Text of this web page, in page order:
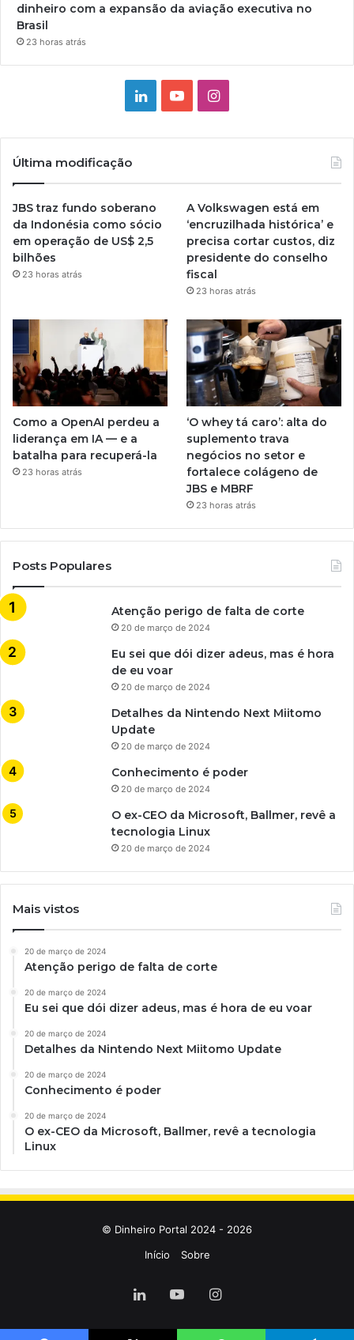
dinheiro com a expansão da aviação executiva no
Brasil
23 horas atrás
LinkedinYouTubeInstagram
Última modificação
JBS traz fundo soberano
da Indonésia como sócio
em operação de US$ 2,5
bilhões
23 horas atrás
A Volkswagen está em
‘encruzilhada histórica’ e
precisa cortar custos, diz
presidente do conselho
fiscal
23 horas atrás
Como a OpenAI perdeu a
liderança em IA — e a
batalha para recuperá-la
23 horas atrás
‘O whey tá caro’: alta do
suplemento trava
negócios no setor e
fortalece colágeno de
JBS e MBRF
23 horas atrás
Posts Populares
Atenção perigo de falta de corte
20 de março de 2024
Eu sei que dói dizer adeus, mas é hora
de eu voar
20 de março de 2024
Detalhes da Nintendo Next Miitomo
Update
20 de março de 2024
Conhecimento é poder
20 de março de 2024
O ex-CEO da Microsoft, Ballmer, revê a
tecnologia Linux
20 de março de 2024
Mais vistos
20 de março de 2024
Atenção perigo de falta de corte
20 de março de 2024
Eu sei que dói dizer adeus, mas é hora de eu voar
20 de março de 2024
Detalhes da Nintendo Next Miitomo Update
20 de março de 2024
Conhecimento é poder
20 de março de 2024
O ex-CEO da Microsoft, Ballmer, revê a tecnologia
Linux
© Dinheiro Portal 2024 - 2026
Início
Sobre
LinkedinYouTubeInstagram